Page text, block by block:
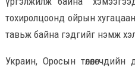
тохиролцоонд ойрын
тавьж байна гэдгийг нэмж
Украин, Оросын